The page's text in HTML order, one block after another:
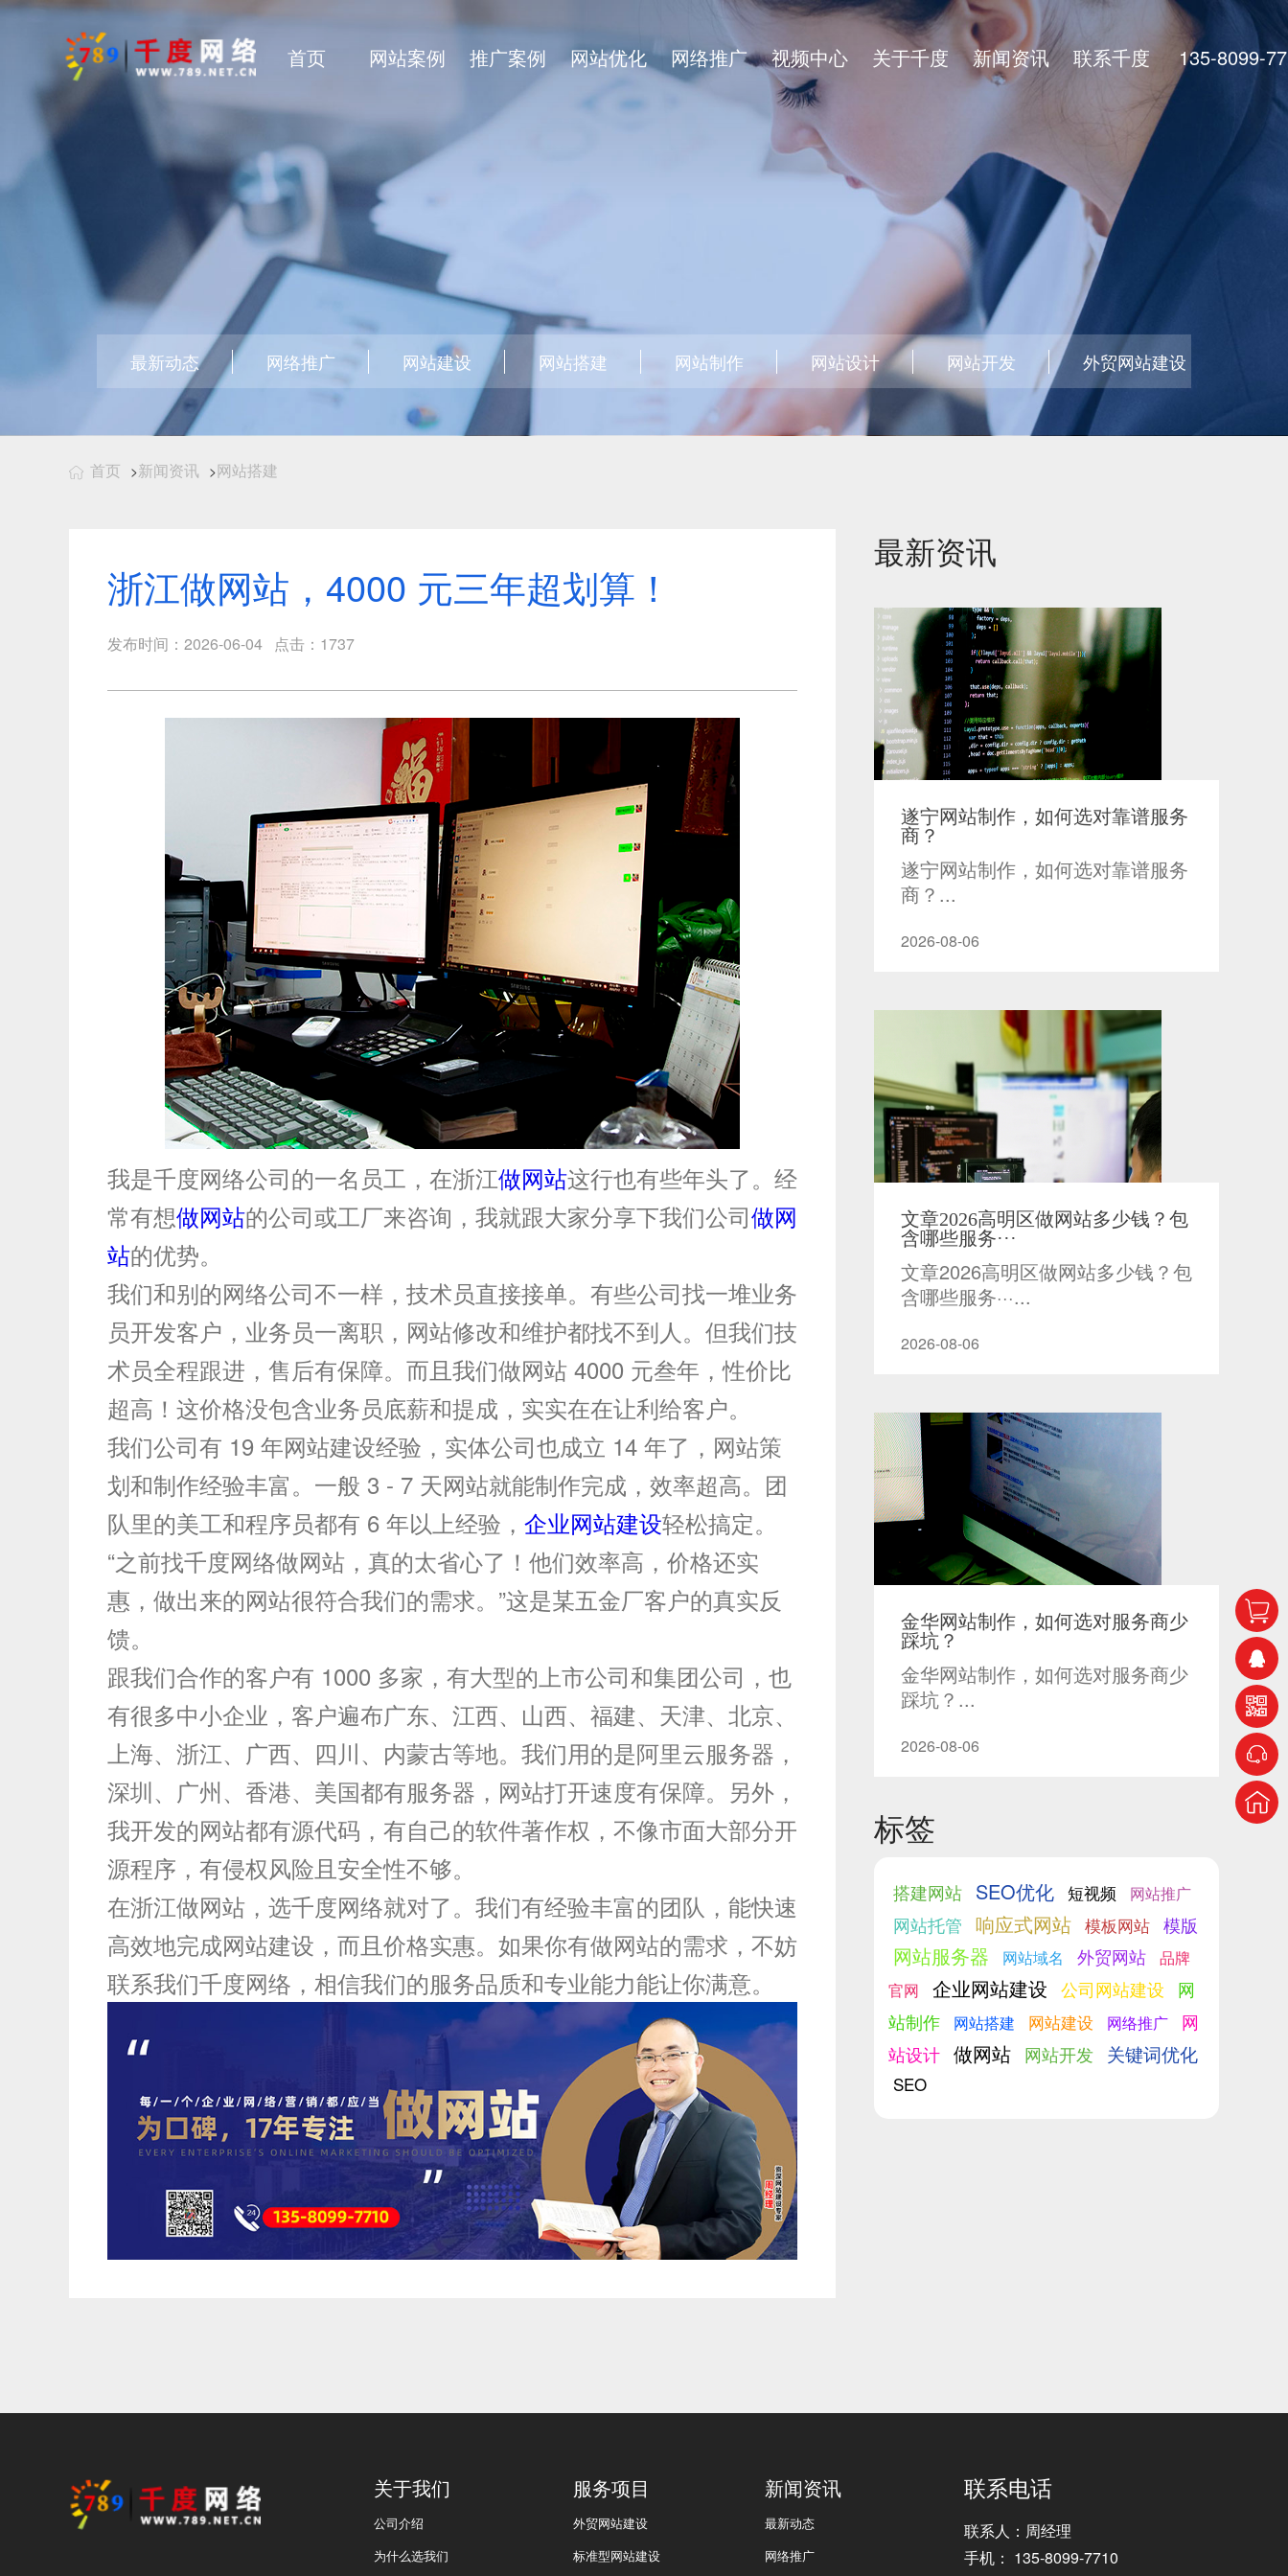
首页 网站案例 推广案例 网站优化 网络推广 视频中心 关于千度 新闻资讯 联系千度 135-8099-
网站搭建
最新动态 网络推广 网站建设 网站搭建 网站制作 网站设计 网站开发 外贸网站建设
首页 >新闻资讯 >网站搭建
浙江做网站，4000 元三年超划算！
发布时间：2026-06-04 点击：1737
我是千度网络公司的一名员工，在浙江做网站这行也有些年头了。经
常有想做网站的公司或工厂来咨询，我就跟大家分享下我们公司做网
站的优势。
我们和别的网络公司不一样，技术员直接接单。有些公司找一堆业务
员开发客户，业务员一离职，网站修改和维护都找不到人。但我们技
术员全程跟进，售后有保障。而且我们做网站 4000 元叁年，性价比
超高！这价格没包含业务员底薪和提成，实实在在让利给客户。
我们公司有 19 年网站建设经验，实体公司也成立 14 年了，网站策
划和制作经验丰富。一般 3 - 7 天网站就能制作完成，效率超高。团
队里的美工和程序员都有 6 年以上经验， 企业网站建设轻松搞定。
“之前找千度网络做网站，真的太省心了！他们效率高，价格还实
惠，做出来的网站很符合我们的需求。”这是某五金厂客户的真实反
馈。
跟我们合作的客户有 1000 多家，有大型的上市公司和集团公司，也
有很多中小企业，客户遍布广东、江西、山西、福建、天津、北京、
上海、浙江、广西、四川、内蒙古等地。我们用的是阿里云服务器，
深圳、广州、香港、美国都有服务器，网站打开速度有保障。另外，
我开发的网站都有源代码，有自己的软件著作权，不像市面大部分开
源程序，有侵权风险且安全性不够。
在浙江做网站，选千度网络就对了。我们有经验丰富的团队，能快速
高效地完成网站建设，而且价格实惠。如果你有做网站的需求，不妨
联系我们千度网络，相信我们的服务品质和专业能力能让你满意。
最新资讯
遂宁网站制作，如何选对靠谱服务
商？
遂宁网站制作，如何选对靠谱服务
商？...
2026-08-06
文章2026高明区做网站多少钱？包
含哪些服务···
文章2026高明区做网站多少钱？包
含哪些服务···...
2026-08-06
金华网站制作，如何选对服务商少
踩坑？
金华网站制作，如何选对服务商少
踩坑？...
2026-08-06
标签
搭建网站 SEO优化 短视频 网站推广
网站托管 响应式网站 模板网站 模版
网站服务器 网站域名 外贸网站
品牌
官网
企业网站建设 公司网站建设
网
站制作
网站搭建 网站建设 网络推广
网
站设计 做网站 网站开发 关键词优化
SEO
关于我们
公司介绍
为什么选我们
服务项目
外贸网站建设
标准型网站建设
新闻资讯
最新动态
网络推广
联系电话
联系人：周经理
手机： 135-8099-7710